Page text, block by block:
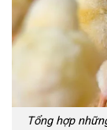
Tổng hợp